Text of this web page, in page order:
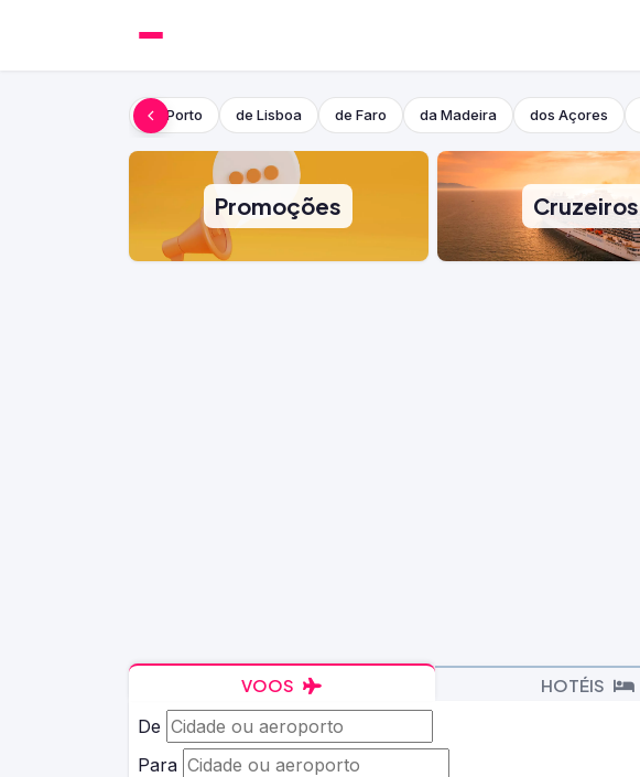
do Porto de Lisboa de Faro da Madeira dos Açores
Promoções Cruzeiros
VOOS HOTÉIS
De
Para